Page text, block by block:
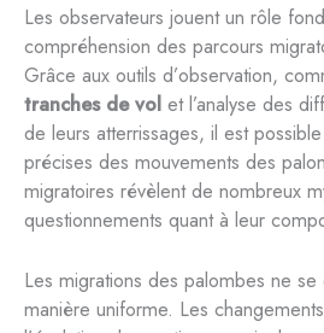
Les observateurs jouent un rôle
compréhension des parcours
Grâce aux outils d’observation,
tranches de vol et l’analyse des
de leurs atterrissages, il est
précises des mouvements des
migratoires révèlent de nombreux
questionnements quant à leur
Les migrations des palombes ne
manière uniforme. Les